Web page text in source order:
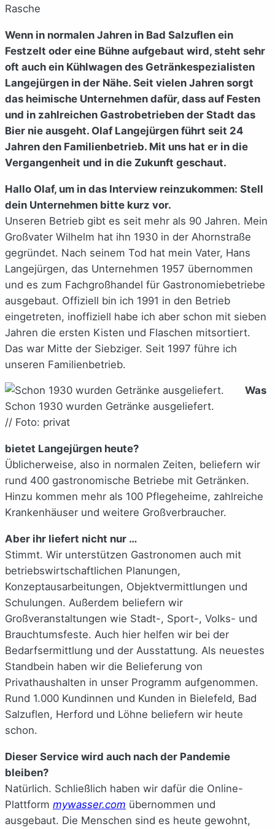
Rasche
Wenn in normalen Jahren in Bad Salzuflen ein
Festzelt oder eine Bühne aufgebaut wird, steht sehr
oft auch ein Kühlwagen des Getränkespezialisten
Langejürgen in der Nähe. Seit vielen Jahren sorgt
das heimische Unternehmen dafür, dass auf Festen
und in zahlreichen Gastrobetrieben der Stadt das
Bier nie ausgeht. Olaf Langejürgen führt seit 24
Jahren den Familienbetrieb. Mit uns hat er in die
Vergangenheit und in die Zukunft geschaut.
Hallo Olaf, um in das Interview reinzukommen: Stell
dein Unternehmen bitte kurz vor.
Unseren Betrieb gibt es seit mehr als 90 Jahren. Mein
Großvater Wilhelm hat ihn 1930 in der Ahornstraße
gegründet. Nach seinem Tod hat mein Vater, Hans
Langejürgen, das Unternehmen 1957 übernommen
und es zum Fachgroßhandel für Gastronomiebetriebe
ausgebaut. Offiziell bin ich 1991 in den Betrieb
eingetreten, inoffiziell habe ich aber schon mit sieben
Jahren die ersten Kisten und Flaschen mitsortiert.
Das war Mitte der Siebziger. Seit 1997 führe ich
unseren Familienbetrieb.
Schon 1930 wurden Getränke ausgeliefert.
// Foto: privat
Was
bietet Langejürgen heute?
Üblicherweise, also in normalen Zeiten, beliefern wir
rund 400 gastronomische Betriebe mit Getränken.
Hinzu kommen mehr als 100 Pflegeheime, zahlreiche
Krankenhäuser und weitere Großverbraucher.
Aber ihr liefert nicht nur …
Stimmt. Wir unterstützen Gastronomen auch mit
betriebswirtschaftlichen Planungen,
Konzeptausarbeitungen, Objektvermittlungen und
Schulungen. Außerdem beliefern wir
Großveranstaltungen wie Stadt-, Sport-, Volks- und
Brauchtumsfeste. Auch hier helfen wir bei der
Bedarfsermittlung und der Ausstattung. Als neuestes
Standbein haben wir die Belieferung von
Privathaushalten in unser Programm aufgenommen.
Rund 1.000 Kundinnen und Kunden in Bielefeld, Bad
Salzuflen, Herford und Löhne beliefern wir heute
schon.
Dieser Service wird auch nach der Pandemie
bleiben?
Natürlich. Schließlich haben wir dafür die Online-
Plattform mywasser.com übernommen und
ausgebaut. Die Menschen sind es heute gewohnt,